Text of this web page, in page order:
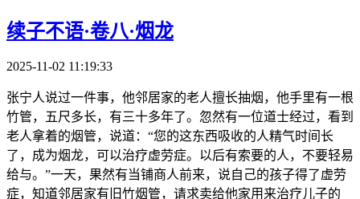
续子不语·卷八·烟龙
2025-11-02 11:19:33
张宁人说过一件事，他邻居家的老人擅长抽烟，他手里有一根
竹管，五尺多长，有三十多年了。忽然有一位道士经过，看到
老人拿着的烟管，说道：“您的这东西吸收的人精气时间长
了，成为烟龙，可以治疗虚劳症。以后有索要的人，不要轻易
给与。”一天，果然有当铺商人前来，说自己的孩子得了虚劳
症，知道邻居家有旧竹烟管，请求卖给他家用来治疗儿子的